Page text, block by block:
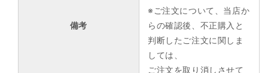
備考
※ご注文について、当店か
らの確認後、不正購入と
判断したご注文に関しま
しては、
ご注文を取り消しさせて